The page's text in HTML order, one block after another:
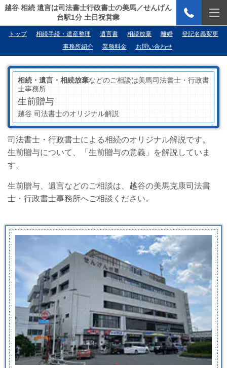
越谷 相続 遺言は司法書士行政書士の美馬／せんげん
台駅1分 土日祝営業
トップ 相続手続・遺産整理 遺言書 相続放棄 離婚
登記名義変更
事務所紹介
業務料金 お問い合わせ
相続・遺言・相続放棄などのご相談は美馬司法書士・行政書
士事務所
生前贈与
越谷 司法書士のオリジナル解説
司法書士・行政書士による相続のオリジナル解説です。
生前贈与について、「生前贈与の意義」を解説していま
す。
生前贈与、遺言などのご相談は、越谷の美馬克康司法書
士・行政書士事務所へご相談ください。